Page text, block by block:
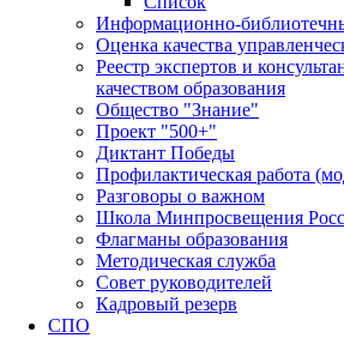
Информационно-
Оценка качества
Реестр экспертов и
качеством образования
Общество "Знание"
Проект "500+"
Диктант Победы
Профилактическая работа
Разговоры о важном
Школа Минпросвещения
Флагманы образования
Методическая служба
Совет руководителей
Кадровый резерв
СПО